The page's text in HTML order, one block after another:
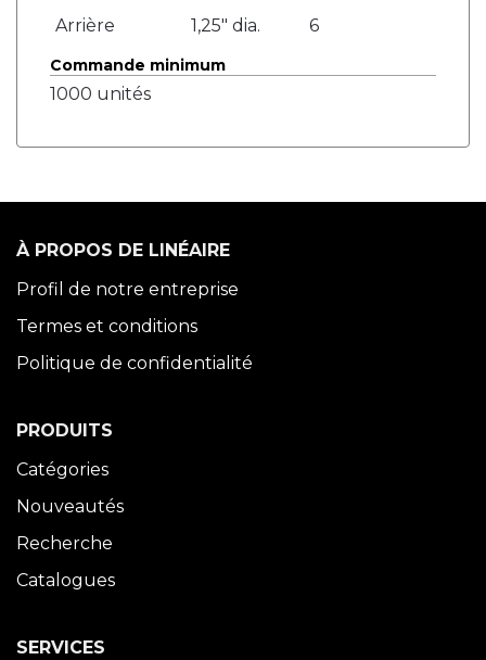
Arrière
1,25" dia. 6
Commande minimum
1000 unités
À PROPOS DE LINÉAIRE
Profil de notre entreprise
Termes et conditions
Politique de confidentialité
PRODUITS
Catégories
Nouveautés
Recherche
Catalogues
SERVICES